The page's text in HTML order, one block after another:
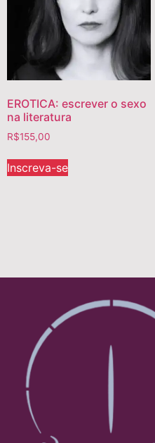
EROTICA: escrever o sexo
na literatura
R$155,00
Inscreva-se